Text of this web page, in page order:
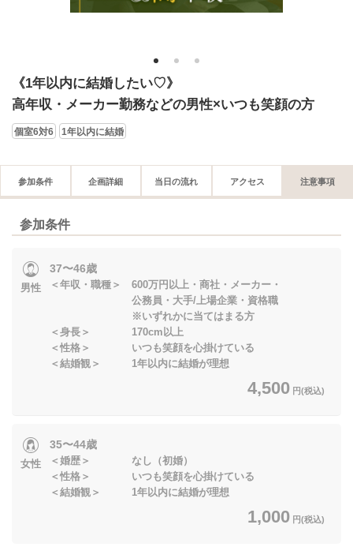
1 2 3
《1年以内に結婚したい♡》
高年収・メーカー勤務などの男性×いつも笑顔の方
個室6対6 1年以内に結婚
参加条件 企画詳細 当日の流れ アクセス 注意事項
参加条件
男性
37〜46歳
＜年収・職種＞ 600万円以上・商社・メーカー・
公務員・大手/上場企業・資格職
※いずれかに当てはまる方
＜身長＞ 170cm以上
＜性格＞ いつも笑顔を心掛けている
＜結婚観＞ 1年以内に結婚が理想
4,500 円(税込)
女性
35〜44歳
＜婚歴＞ なし（初婚）
＜性格＞ いつも笑顔を心掛けている
＜結婚観＞ 1年以内に結婚が理想
1,000 円(税込)